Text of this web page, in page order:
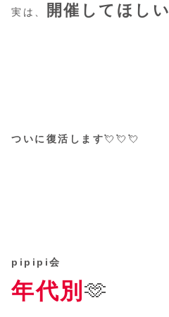
実は、 開催してほしい
ついに復活します💘💘💘
pipipi会
年代別 🫶